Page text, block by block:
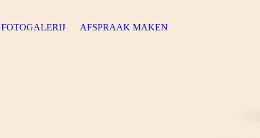
FOTOGALERIJ AFSPRAAK MAKEN